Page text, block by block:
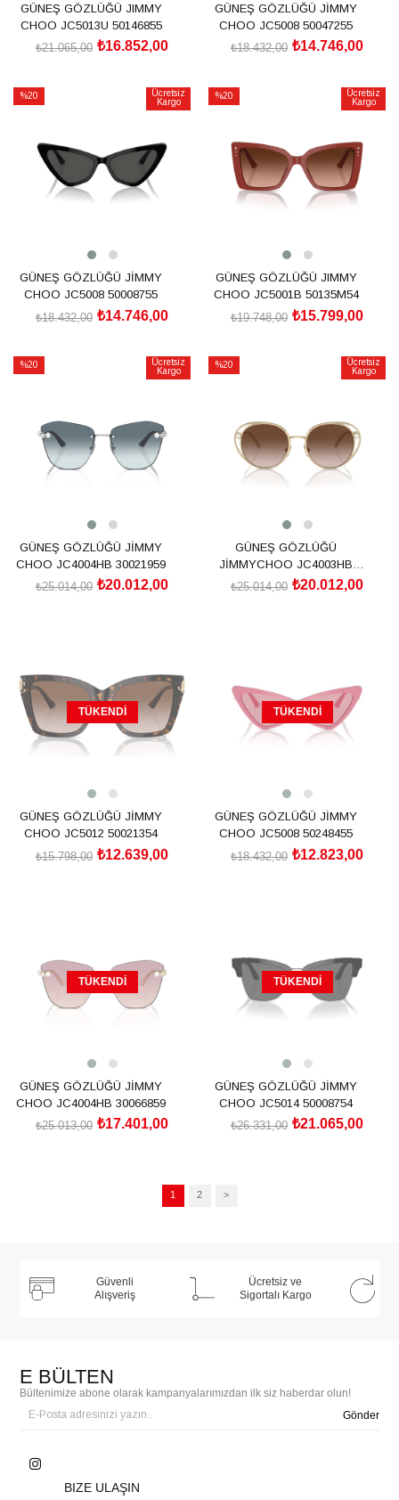
GÜNEŞ GÖZLÜĞÜ JIMMY
CHOO JC5013U 50146855
₺16.852,00
₺21.065,00
GÜNEŞ GÖZLÜĞÜ JİMMY
CHOO JC5008 50047255
₺14.746,00
₺18.432,00
%20
Ücretsiz
Kargo
GÜNEŞ GÖZLÜĞÜ JİMMY
CHOO JC5008 50008755
₺14.746,00
₺18.432,00
%20
Ücretsiz
Kargo
GÜNEŞ GÖZLÜĞÜ JIMMY
CHOO JC5001B 50135M54
₺15.799,00
₺19.748,00
%20
Ücretsiz
Kargo
GÜNEŞ GÖZLÜĞÜ JİMMY
CHOO JC4004HB 30021959
₺20.012,00
₺25.014,00
%20
Ücretsiz
Kargo
GÜNEŞ GÖZLÜĞÜ
JİMMYCHOO JC4003HB
30061353₺20.012,00
₺25.014,00
TÜKENDI
GÜNEŞ GÖZLÜĞÜ JİMMY
CHOO JC5012 50021354
₺12.639,00
₺15.798,00
TÜKENDI
GÜNEŞ GÖZLÜĞÜ JİMMY
CHOO JC5008 50248455
₺12.823,00
₺18.432,00
TÜKENDI
GÜNEŞ GÖZLÜĞÜ JİMMY
CHOO JC4004HB 30066859
₺17.401,00
₺25.013,00
TÜKENDI
GÜNEŞ GÖZLÜĞÜ JİMMY
CHOO JC5014 50008754
₺21.065,00
₺26.331,00
1 2 >
Güvenli
Alışveriş
Ücretsiz ve
Sigortalı Kargo
E BÜLTEN
Bültenimize abone olarak kampanyalarımızdan ilk siz haberdar olun!
Gönder
BIZE ULAŞIN